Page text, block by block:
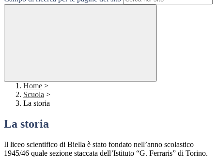
Home >
Scuola >
La storia
La storia
Il liceo scientifico di Biella è stato fondato nell’anno scolastico
1945/46 quale sezione staccata dell’Istituto “G. Ferraris” di Torino.